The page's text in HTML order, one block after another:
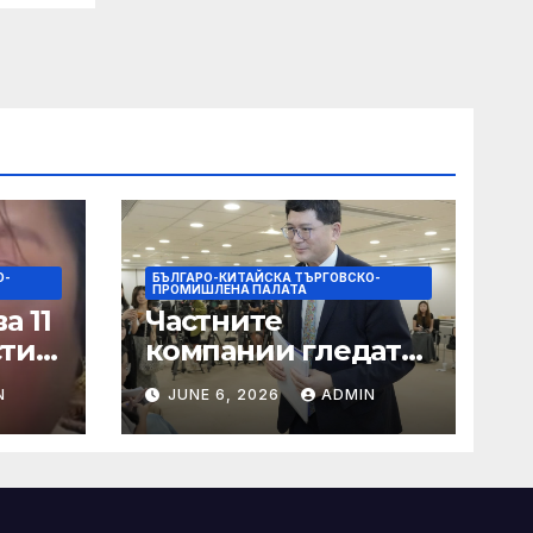
11
БЪЛГАРО-КИТАЙСКА ТЪРГОВСКО-
ПРОМИШЛЕНА ПАЛАТА
Частните
компании гледат
на по-голяма роля
в стратегическата
енергетика
JUNE 6, 2026 ADMIN